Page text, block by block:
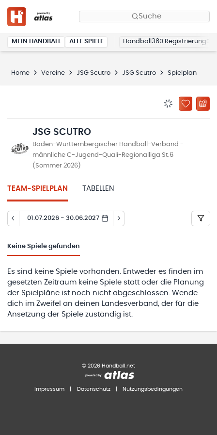
Suche
MEIN HANDBALL ALLE SPIELE Handball360 Registrierung
Home Vereine JSG Scutro JSG Scutro Spielplan
ZU
JSG SCUTRO
Baden-Württembergischer Handball-Verband -
männliche C-Jugend-Quali-Regionalliga St.6
(Sommer 2026)
TEAM-SPIELPLAN TABELLEN
01.07.2026 - 30.06.2027
Keine Spiele gefunden
Es sind keine Spiele vorhanden. Entweder es finden im
gesetzten Zeitraum keine Spiele statt oder die Planung
der Spielpläne ist noch nicht abgeschlossen. Wende
dich im Zweifel an deinen Landesverband, der für die
Ansetzung der Spiele zuständig ist.
© 2026 Handball.net
Impressum Datenschutz Nutzungsbedingungen